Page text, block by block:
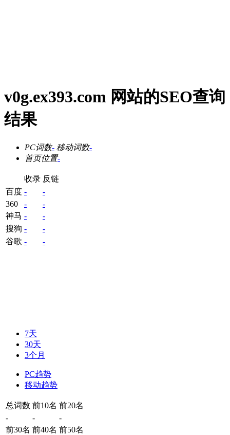
v0g.ex393.com 网站的SEO查询
结果
PC词数- 移动词数-
首页位置-
收录 反链
百度 -
-
360
-
-
神马 -
-
搜狗 -
-
谷歌 - -
7天
30天
3个月
PC趋势
移动趋势
总词数 前10名 前20名
-
-
-
前30名 前40名 前50名